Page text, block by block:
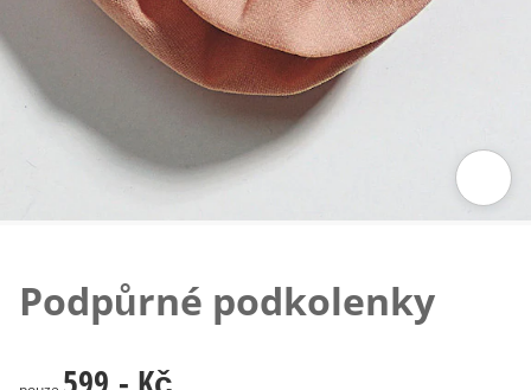
Podpůrné podkolenky
599,- Kč